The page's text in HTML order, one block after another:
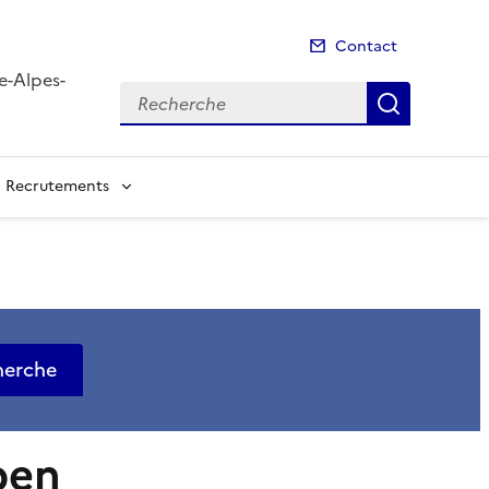
Alpes-
Contact
Recherche
Recrutements